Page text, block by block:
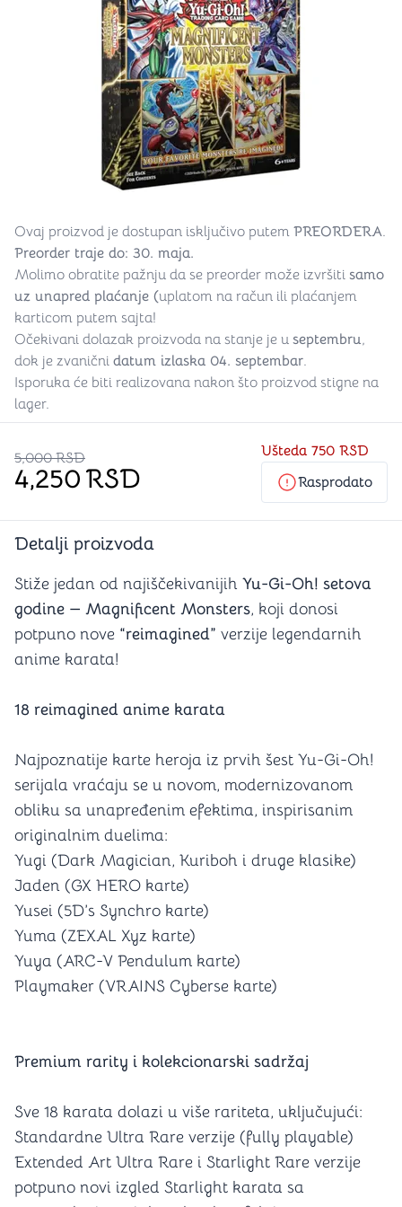
Kratak opis
Ovaj proizvod je dostupan isključivo putem PREORDERA.
Preorder traje do: 30. maja.
Molimo obratite pažnju da se preorder može izvršiti samo
uz unapred plaćanje (uplatom na račun ili plaćanjem
karticom putem sajta!
Očekivani dolazak proizvoda na stanje je u septembru,
dok je zvanični datum izlaska 04. septembar.
Isporuka će biti realizovana nakon što proizvod stigne na
lager.
5,000 RSD
4,250RSD
Ušteda 750 RSD
Rasprodato
Detalji proizvoda
Stiže jedan od najiščekivanijih Yu-Gi-Oh! setova
godine — Magnificent Monsters, koji donosi
potpuno nove “reimagined” verzije legendarnih
anime karata!
18 reimagined anime karata
Najpoznatije karte heroja iz prvih šest Yu-Gi-Oh!
serijala vraćaju se u novom, modernizovanom
obliku sa unapređenim efektima, inspirisanim
originalnim duelima:
Yugi (Dark Magician, Kuriboh i druge klasike)
Jaden (GX HERO karte)
Yusei (5D’s Synchro karte)
Yuma (ZEXAL Xyz karte)
Yuya (ARC-V Pendulum karte)
Playmaker (VRAINS Cyberse karte)
Premium rarity i kolekcionarski sadržaj
Sve 18 karata dolazi u više rariteta, uključujući:
Standardne Ultra Rare verzije (fully playable)
Extended Art Ultra Rare i Starlight Rare verzije
potpuno novi izgled Starlight karata sa